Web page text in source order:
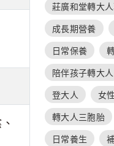
莊廣和堂轉大
成長期營養
日常保養
陪伴孩子轉大人
登大人 女
轉大人三胞胎
日常養生